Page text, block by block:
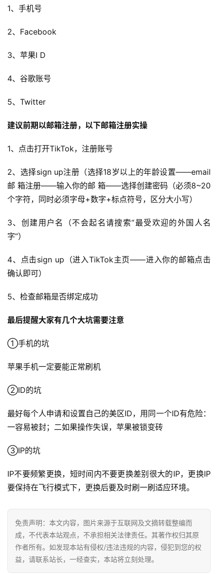
1、手机号
2、Facebook
3、苹果I D
4、谷歌账号
5、Twitter
建议前期以邮箱注册，以下邮箱注册实操
1、点击打开TikTok，注册账号
2、选择sign up注册（选择18岁以上的年龄设置——email
邮 箱注册——输入你的邮 箱——选择创建密码（必须8~20
个字符，同时必须字母+数字+标点符号，区分大小写）
3、创建用户名（不会起名请搜索“最受欢迎的外国人名
字”）
4、点击sign up（进入TikTok主页——进入你的邮箱点击
确认即可）
5、检查邮箱是否绑定成功
最后提醒大家有几个大坑需要注意
①手机的坑
苹果手机一定要能正常刷机
②ID的坑
最好每个人申请和设置自己的美区ID，用同一个ID有危险：
一容易被封；二如果操作失误，苹果被锁变砖
③IP的坑
IP不要频繁更换，短时间内不要更换差别很大的IP，更换IP
要保持在飞行模式下，更换后要及时刷一刷适应环境。
免责声明：本文内容，图片来源于互联网及文摘转载整编而
成，不代表本站观点，不承担相关法律责任。其著作权归其原
作者所有。如发现本站有侵权/违法违规的内容，侵犯到您的权
益，请联系站长，一经查实，本站将立刻处理。